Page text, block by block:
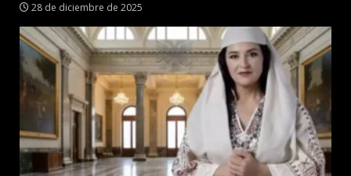
28 de diciembre de 2025